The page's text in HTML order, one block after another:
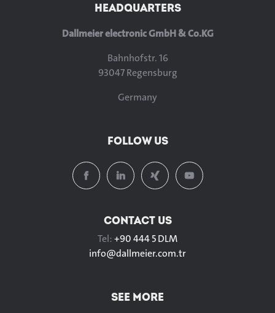
HEADQUARTERS
Dallmeier electronic GmbH & Co.KG
Bahnhofstr. 16
93047 Regensburg
Germany
FOLLOW US
CONTACT US
Tel:+90 444 5 DLM
info@dallmeier.com.tr
SEE MORE